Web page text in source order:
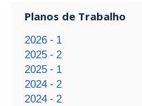
Planos de Trabalho
2026 - 1
2025 - 2
2025 - 1
2024 - 2
2024 - 2